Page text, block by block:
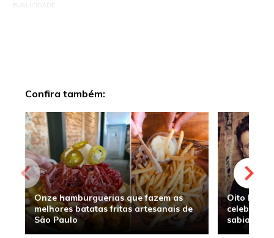
PUBLICIDADE
Confira também:
Onze hamburguerias que fazem as
melhores batatas fritas artesanais de
São Paulo
Oito
sabia